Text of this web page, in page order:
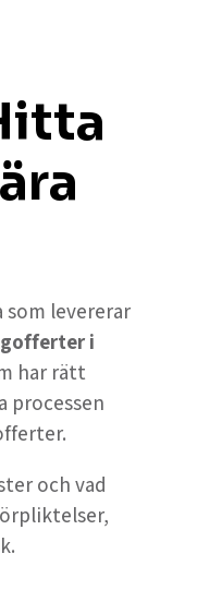
levererar
i
har rätt
processen
och vad